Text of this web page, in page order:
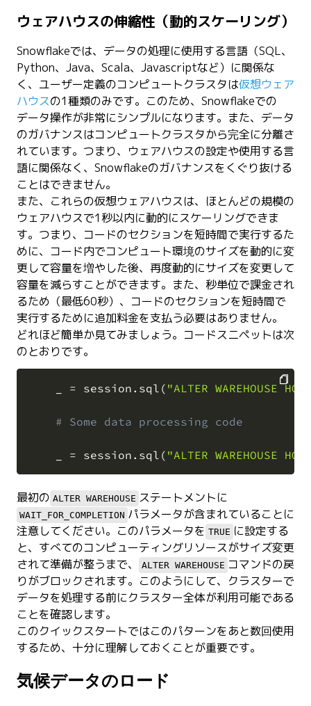
ウェアハウスの伸縮性（動的スケーリング）
Snowflakeでは、データの処理に使用する言語（SQL、
Python、Java、Scala、Javascriptなど）に関係な
く、ユーザー定義のコンピュートクラスタは仮想ウェア
ハウスの1種類のみです。このため、Snowflakeでの
データ操作が非常にシンプルになります。また、データ
のガバナンスはコンピュートクラスタから完全に分離さ
れています。つまり、ウェアハウスの設定や使用する言
語に関係なく、Snowflakeのガバナンスをくぐり抜ける
ことはできません。
また、これらの仮想ウェアハウスは、ほとんどの規模の
ウェアハウスで1秒以内に動的にスケーリングできま
す。つまり、コードのセクションを短時間で実行するた
めに、コード内でコンピュート環境のサイズを動的に変
更して容量を増やした後、再度動的にサイズを変更して
容量を減らすことができます。また、秒単位で課金され
るため（最低60秒）、コードのセクションを短時間で
実行するために追加料金を支払う必要はありません。
どれほど簡単か見てみましょう。コードスニペットは次
のとおりです。
= session . sql ( "ALTER WAREHOUSE
# Some data processing code
= session . sql ( "ALTER WAREHOUSE
最初の ALTER WAREHOUSE ステートメントに
WAIT_FOR_COMPLETION パラメータが含まれていることに
注意してください。このパラメータを TRUE に設定する
と、すべてのコンピューティングリソースがサイズ変更
されて準備が整うまで、
ALTER WAREHOUSE コマンドの戻
りがブロックされます。このようにして、クラスターで
データを処理する前にクラスター全体が利用可能である
ことを確認します。
このクイックスタートではこのパターンをあと数回使用
するため、十分に理解しておくことが重要です。
気候データのロード